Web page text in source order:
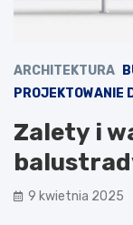
ARCHITEKTURA
PROJEKTOWANIE
Zalety i
9 kwietnia 2025